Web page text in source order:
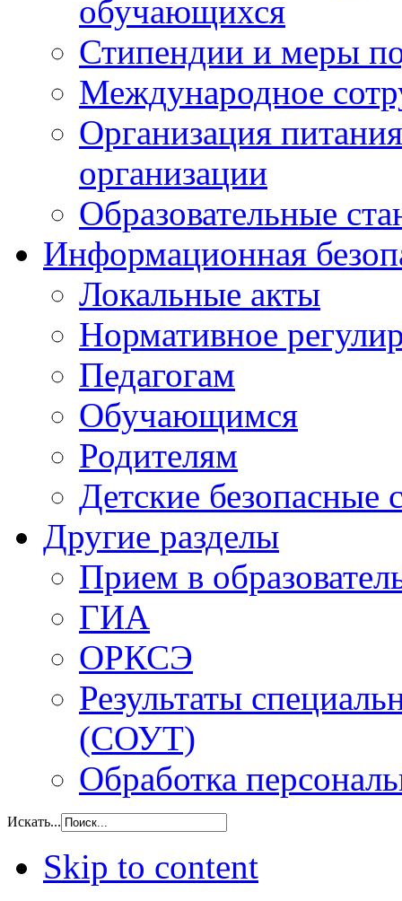
обучающихся
Стипендии и меры
Международное
Организация
организации
Образовательные
Информационная
Локальные акты
Нормативное
Педагогам
Обучающимся
Родителям
Детские безопасные
Другие разделы
Прием в
ГИА
ОРКСЭ
Результаты
(СОУТ)
Обработка
Искать...
Skip to content